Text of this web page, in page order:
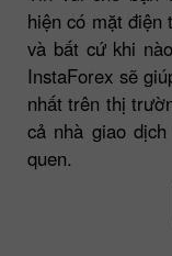
hiện có mặt điện
và bất cứ khi
InstaForex sẽ
nhất trên thị
cả nhà giao
quen.